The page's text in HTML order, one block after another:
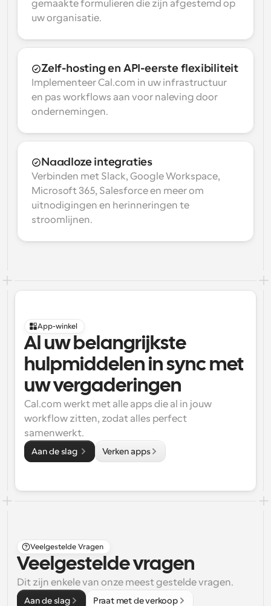
gemaakte formulieren die zijn afgestemd op
uw organisatie.
Zelf-hosting en API-eerste flexibiliteit
Implementeer Cal.com in uw infrastructuur
en pas workflows aan voor naleving door
ondernemingen.
Naadloze integraties
Verbinden met Slack, Google Workspace,
Microsoft 365, Salesforce en meer om
uitnodigingen en herinneringen te
stroomlijnen.
App-winkel
Al uw belangrijkste
hulpmiddelen in sync met
uw vergaderingen
Cal.com werkt met alle apps die al in jouw
workflow zitten, zodat alles perfect
samenwerkt.
Aan de slag Verken apps
Veelgestelde Vragen
Veelgestelde vragen
Dit zijn enkele van onze meest gestelde vragen.
Aan de slag Praat met de verkoop